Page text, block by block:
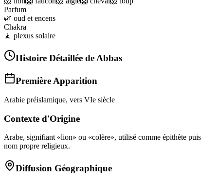
Parfum
🌿 oud et encens
Chakra
🧘 plexus solaire
Histoire Détaillée de Abbas
Première Apparition
Arabie préislamique, vers VIe siècle
Contexte d'Origine
Arabe, signifiant «lion» ou «colère», utilisé comme épithète puis
nom propre religieux.
Diffusion Géographique